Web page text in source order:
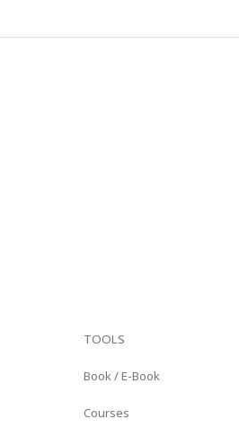
TOOLS
Book / E-Book
Courses